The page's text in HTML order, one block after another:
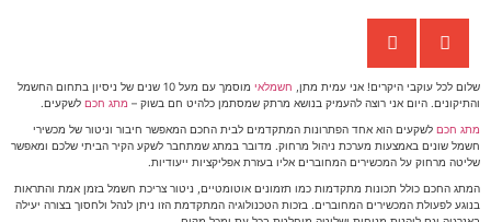
שלום לכל עוקבי היקרים! אני עמית מתן, חשמלאי
מוסמך עם מעל 10 שנים של ניסיון בתחום החשמל
והתיקונים. היום אני רוצה להעמיק בנושא מרתק שמסתמן כלהיט חם בשוק – מתג חכם לשקעים.
מתג חכם לשקעים הוא אחד הפתרונות המתקדמים לבית החכם המאפשר חיבור וניטור של מכשירי
חשמל שונים באמצעות מערכת ניהול מרחוק. מדובר במתג שמתחבר לשקע הקיר הביתי שלכם ומאפשר
שליטה מרחוק על המכשירים המחוברים אליו בעזרת אפליקציות ייעודיות.
המתג החכם כולל תכונות מתקדמות כמו תזמונים אוטומטיים, ניטור צריכת חשמל בזמן אמת והתראות
בנוגע לפעולת המכשירים המחוברים. בזכות הטכנולוגיה המתקדמת הזו ניתן לנהל ולחסוך בצורה יעילה